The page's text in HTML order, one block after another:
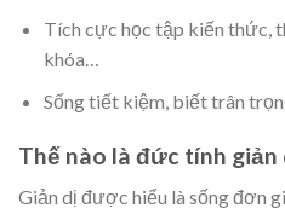
Tích cực học tập kiến thức,
khóa…
Sống tiết kiệm, biết trân
Thế nào là đức tính giản
Giản dị được hiểu là sống đơn